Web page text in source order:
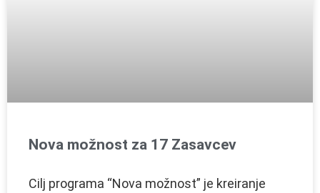
Nova možnost za 17 Zasavcev
Cilj programa “Nova možnost” je kreiranje